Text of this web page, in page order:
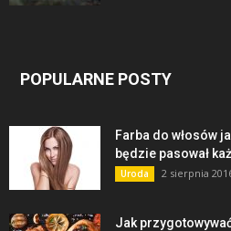
POPULARNE POSTY
Farba do włosów
będzie pasował
Uroda 2 sierpnia
Jak